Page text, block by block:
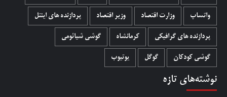
واتساپ وزارت اقتصاد وزیر اقتصاد پردازنده های اینتل
پردازنده های گرافیکی کرمانشاه گوشی شیائومی
گوشی کودکان گوگل یوتیوب
نوشته‌های تازه